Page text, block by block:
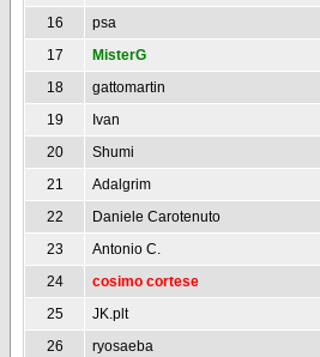
16
psa
17
MisterG
18
gattomartin
19
Ivan
20
Shumi
21
Adalgrim
22
Daniele Carotenuto
23
Antonio C.
24
cosimo cortese
25
JK.plt
26
ryosaeba